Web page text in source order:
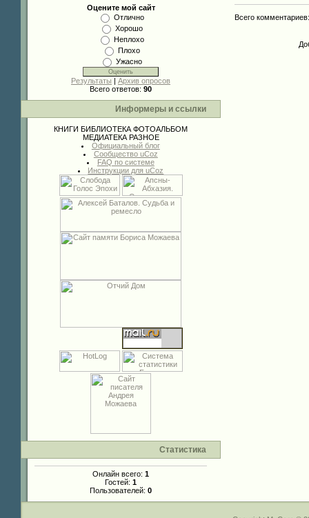
Оцените мой сайт
Отлично
Хорошо
Неплохо
Плохо
Ужасно
Результаты | Архив опросов
Всего ответов: 90
Информеры и ссылки
КНИГИ БИБЛИОТЕКА ФОТОАЛЬБОМ
МЕДИАТЕКА РАЗНОЕ
Официальный блог
Сообщество uCoz
FAQ по системе
Инструкции для uCoz
Статистика
Онлайн всего: 1
Гостей: 1
Пользователей: 0
Всего комментариев